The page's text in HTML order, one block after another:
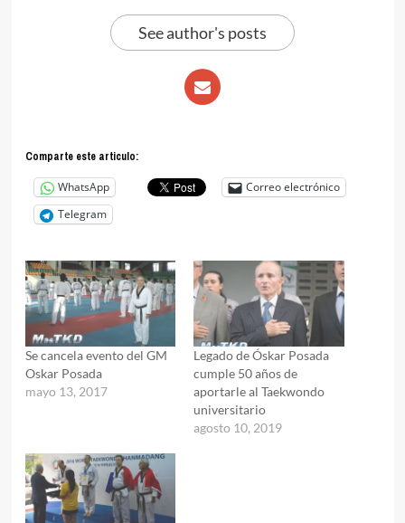
See author's posts
Comparte este articulo:
WhatsApp
Correo electrónico
Telegram
Se cancela evento del GM
Oskar Posada
mayo 13, 2017
Legado de Óskar Posada
cumple 50 años de
aportarle al Taekwondo
universitario
agosto 10, 2019